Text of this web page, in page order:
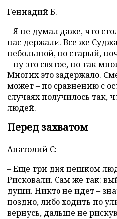
Геннадий Б.:
– Я не думал даже, что
нас держали. Все же
небольшой, но старый,
– ну это святое, но так
Многих это задержало.
может – по сравнению с
случаях получилось так,
людей.
Перед захватом
Анатолий С:
– Еще три дня пешком
Рисковали. Сам же так:
души. Никто не идет –
поздно, либо ходить по
вернусь, дальше не